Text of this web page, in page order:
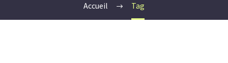
Accueil Tag